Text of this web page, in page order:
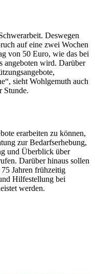
Deswegen
auf eine zwei Wochen
von 50 Euro, wie das bei
angeboten wird. Darüber
sieht Wohlgemuth auch
Stunde.
erarbeiten zu können,
zur Bedarfserhebung,
und Überblick über
Darüber hinaus sollen
Jahren frühzeitig
Hilfestellung bei
werden.